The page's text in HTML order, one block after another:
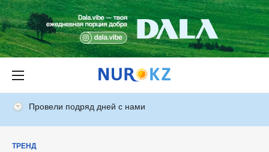
Провели подряд дней с нами
ТРЕНД